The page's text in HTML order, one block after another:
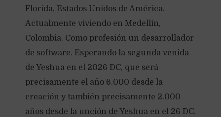
Florida, Estados Unidos de América.
Actualmente viviendo en Medellín,
Colombia. Como profesión un desarrollador
de software. Esperando la segunda venida
de Yeshua en el 2026 DC, que será
precisamente el año 6.000 desde la
creación y también precisamente 2.000
años desde la unción de Yeshua en el 26 DC.